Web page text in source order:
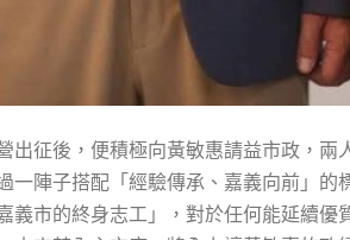
出征後，便積極向黃敏惠請益市政，
一陣子搭配「經驗傳承、嘉義向前」
義市的終身志工」，對於任何能延續優